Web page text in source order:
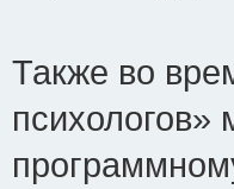
Также во